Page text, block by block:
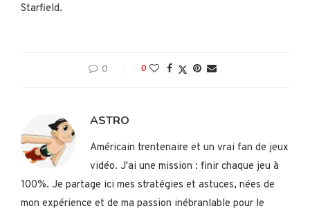
Starfield.
0 0
ASTRO
Américain trentenaire et un vrai fan de jeux
vidéo. J'ai une mission : finir chaque jeu à
100%. Je partage ici mes stratégies et astuces, nées de
mon expérience et de ma passion inébranlable pour le